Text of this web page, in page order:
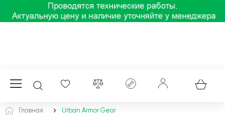
Главная Urban Armor Gear